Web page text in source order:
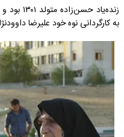
به کارگردانی نوه خود علیرضا